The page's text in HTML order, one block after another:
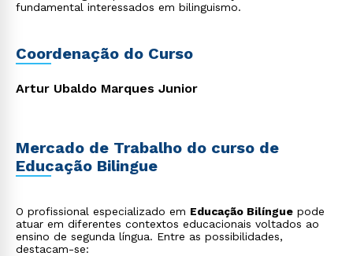
fundamental interessados em bilinguismo.
Coordenação do Curso
Artur Ubaldo Marques Junior
Mercado de Trabalho do curso de
Educação Bilingue
O profissional especializado em Educação Bilíngue pode
atuar em diferentes contextos educacionais voltados ao
ensino de segunda língua. Entre as possibilidades,
destacam-se: